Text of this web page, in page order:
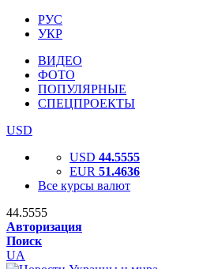
РУС
УКР
ВИДЕО
ФОТО
ПОПУЛЯРНЫЕ
СПЕЦПРОЕКТЫ
USD
USD 44.5555
EUR 51.4636
Все курсы валют
44.5555
Авторизация
Поиск
UA